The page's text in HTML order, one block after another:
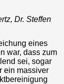
Dr. Steffen
eines
war, dass zum
sei, sogar
ein massiver